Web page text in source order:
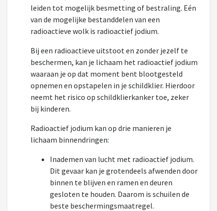
leiden tot mogelijk besmetting of bestraling. Eén
van de mogelijke bestanddelen van een
radioactieve wolk is radioactief jodium.
Bij een radioactieve uitstoot en zonder jezelf te
beschermen, kan je lichaam het radioactief jodium
waaraan je op dat moment bent blootgesteld
opnemen en opstapelen in je schildklier. Hierdoor
neemt het risico op schildklierkanker toe, zeker
bij kinderen.
Radioactief jodium kan op drie manieren je
lichaam binnendringen:
Inademen van lucht met radioactief jodium.
Dit gevaar kan je grotendeels afwenden door
binnen te blijven en ramen en deuren
gesloten te houden. Daarom is schuilen de
beste beschermingsmaatregel.